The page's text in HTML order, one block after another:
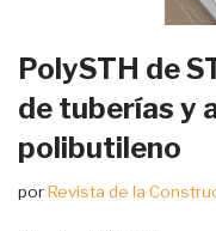
PolySTH de
de tuberías y
polibutileno
porRevista de la